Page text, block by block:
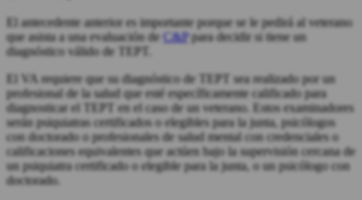
El antecedente anterior es importante porque se le pedirá al veterano
que asista a una evaluación de C&P para decidir si tiene un
diagnóstico válido de TEPT.
El VA requiere que su diagnóstico de TEPT sea realizado por un
profesional de la salud que esté específicamente calificado para
diagnosticar el TEPT en el caso de un veterano. Estos examinadores
serán psiquiatras certificados o elegibles para la junta, psicólogos
con doctorado o profesionales de salud mental con credenciales o
calificaciones equivalentes que actúen bajo la supervisión cercana de
un psiquiatra certificado o elegible para la junta, o un psicólogo con
doctorado.